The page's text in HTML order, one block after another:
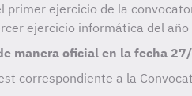
primer ejercicio de la
ejercicio informática del
manera oficial en la fecha
correspondiente a la